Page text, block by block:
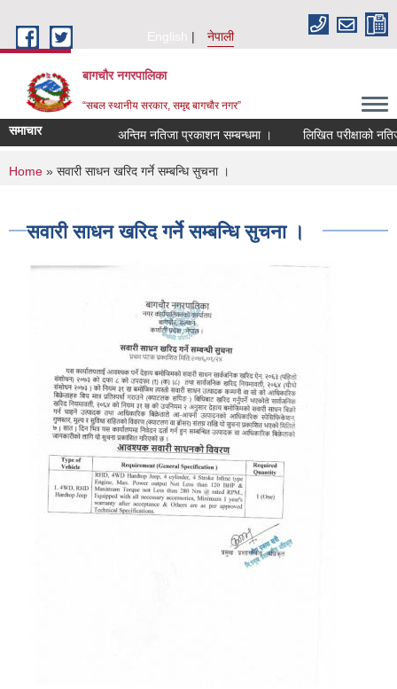
English
नेपाली
बागचौर नगरपालिका
“सबल स्थानीय सरकार, समृद्द बागचौर नगर”
समाचार अन्तिम नतिजा प्रकाशन सम्बन्धमा । लिखित परीक्षाको
You are here
Home » सवारी साधन खरिद गर्ने सम्बन्धि सुचना ।
सवारी साधन खरिद गर्ने सम्बन्धि सुचना ।